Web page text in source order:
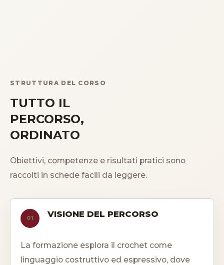
STRUTTURA DEL CORSO
TUTTO IL
PERCORSO,
ORDINATO
Obiettivi, competenze e risultati pratici sono
raccolti in schede facili da leggere.
01 VISIONE DEL PERCORSO
La formazione esplora il crochet come
linguaggio costruttivo ed espressivo, dove